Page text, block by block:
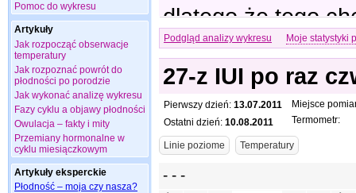
Pomoc do wykresu
Artykuły
Jak rozpocząć obserwacje
temperatury
Jak rozpoznać powrót do
płodności po porodzie
Jak wykonać analizę wykresu
Fazy cyklu a objawy płodności
Owulacja – fakty i mity
Przemiany hormonalne w
cyklu miesiączkowym
Artykuły eksperckie
Płodność – moja czy nasza?
dlatego że tego
Dlatego z
błagam Cię o
Stwórcy łaski
Amen.
Podgląd analizy wykresu Moje statystyki
27-z IUI po raz
Pierwszy dzień: 13.07.2011
Ostatni dzień: 10.08.2011
Miejsce
Termometr: